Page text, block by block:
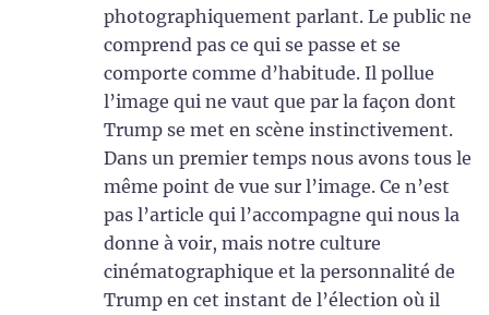
photographiquement parlant. Le public ne
comprend pas ce qui se passe et se
comporte comme d’habitude. Il pollue
l’image qui ne vaut que par la façon dont
Trump se met en scène instinctivement.
Dans un premier temps nous avons tous le
même point de vue sur l’image. Ce n’est
pas l’article qui l’accompagne qui nous la
donne à voir, mais notre culture
cinématographique et la personnalité de
Trump en cet instant de l’élection où il